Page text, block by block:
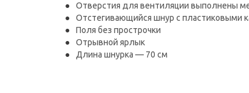
Отверстия для вентиляции выполнены
Отстегивающийся шнур с пластиковыми
Поля без прострочки
Отрывной ярлык
Длина шнурка — 70 см